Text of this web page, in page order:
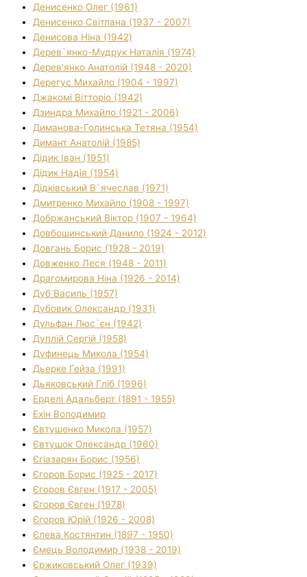
Денисенко Олег (1961)
Денисенко Світлана (1937 - 2007)
Денисова Ніна (1942)
Дерев`янко-Мудрук Наталія (1974)
Дерев'янко Анатолій (1948 - 2020)
Дерегус Михайло (1904 - 1997)
Джакомі Вітторіо (1942)
Дзиндра Михайло (1921 - 2006)
Диманова-Голинська Тетяна (1954)
Димант Анатолій (1985)
Дідик Іван (1951)
Дідик Надія (1954)
Дідківський В`ячеслав (1971)
Дмитренко Михайло (1908 - 1997)
Добржанський Віктор (1907 - 1964)
Довбошинський Данило (1924 - 2012)
Довгань Борис (1928 - 2019)
Довженко Леся (1948 - 2011)
Драгомирова Ніна (1926 - 2014)
Дуб Василь (1957)
Дубовик Олександр (1931)
Дульфан Люс`єн (1942)
Дуплій Сергій (1958)
Дуфинець Микола (1954)
Дьерке Гейза (1991)
Дьяковський Гліб (1996)
Ерделі Адальберт (1891 - 1955)
Ехін Володимир
Євтушенко Микола (1957)
Євтушок Олександр (1960)
Єгіазарян Борис (1956)
Єгоров Борис (1925 - 2017)
Єгоров Євген (1917 - 2005)
Єгоров Євген (1978)
Єгоров Юрій (1926 - 2008)
Єлева Костянтин (1897 - 1950)
Ємець Володимир (1938 - 2019)
Єржиковський Олег (1939)